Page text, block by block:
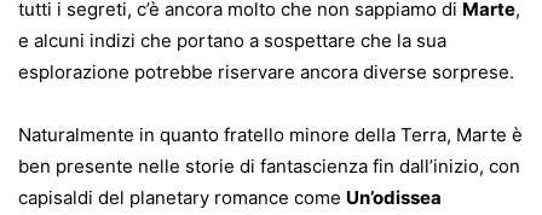
tutti i segreti, c’è ancora molto che non sappiamo di Marte,
e alcuni indizi che portano a sospettare che la sua
esplorazione potrebbe riservare ancora diverse sorprese.
Naturalmente in quanto fratello minore della Terra, Marte è
ben presente nelle storie di fantascienza fin dall’inizio, con
capisaldi del planetary romance come Un’odissea